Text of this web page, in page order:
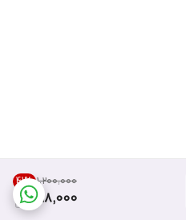
۱٬۲۰۰٬۰۰۰ 41%
698,000